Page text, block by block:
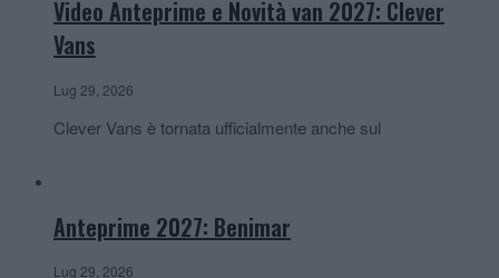
Video Anteprime e Novità van 2027: Clever
Vans
Lug 29, 2026
Clever Vans è tornata ufficialmente anche sul
Anteprime 2027: Benimar
Lug 29, 2026